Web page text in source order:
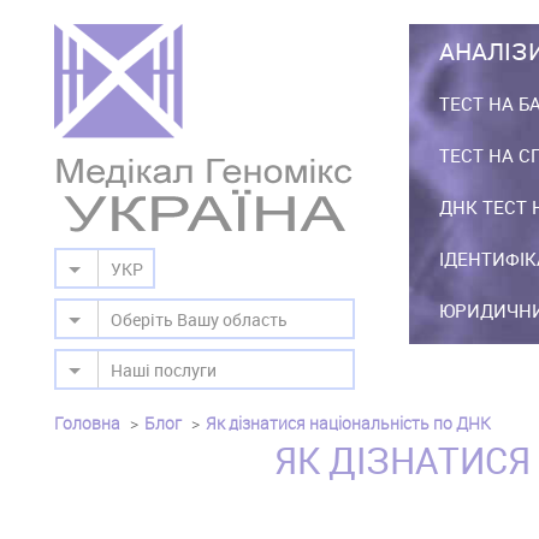
УКР
Оберіть Вашу область
Наші послуги
ТЕСТ НА
ТЕСТ НА
ДНК ТЕСТ
Головна Блог Як дізнатися національність по ДНК
ЯК